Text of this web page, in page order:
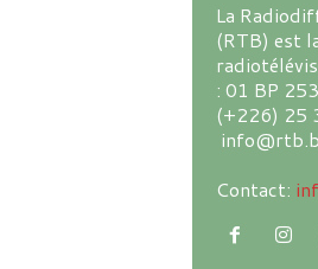
La
(RTB) est
: 01 BP
(+226) 25
Contact: